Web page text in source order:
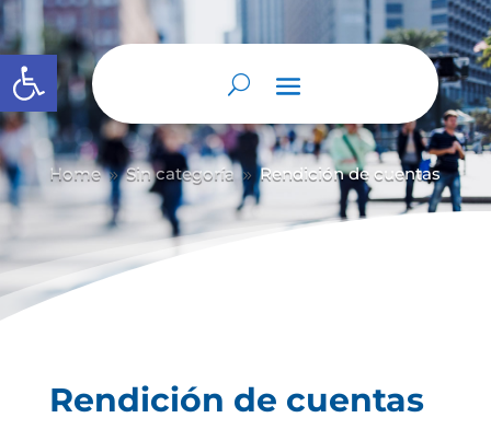
Abrir barra de herramientas
Home 9 Sin categoría 9 Rendición de cuentas
Rendición de cuentas